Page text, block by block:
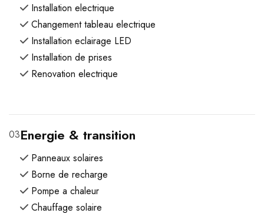
Installation electrique
Changement tableau electrique
Installation eclairage LED
Installation de prises
Renovation electrique
03Energie & transition
Panneaux solaires
Borne de recharge
Pompe a chaleur
Chauffage solaire